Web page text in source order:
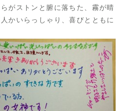
がストンと腑に落ちた、霧が晴
かいらっしゃり、喜びとともに